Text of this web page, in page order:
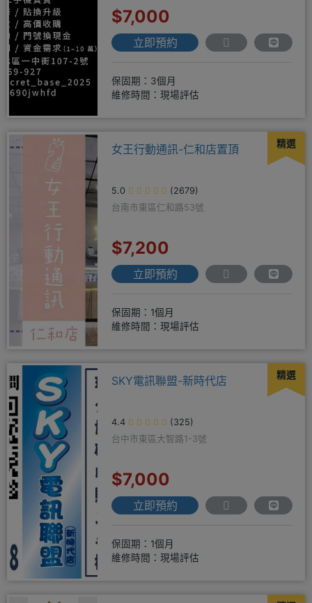
$7,000
立即預約
保固期：3個月
維修時間：現場評估
精選
女王行動通訊-仁和店置頂
5.0
(2679)
台南市東區仁和路53號
$7,200
立即預約
保固期：1個月
維修時間：現場評估
精選
SKY電訊聯盟-新時代店
4.4
(325)
台中市東區大智路1-3號
$7,000
立即預約
保固期：1個月
維修時間：現場評估